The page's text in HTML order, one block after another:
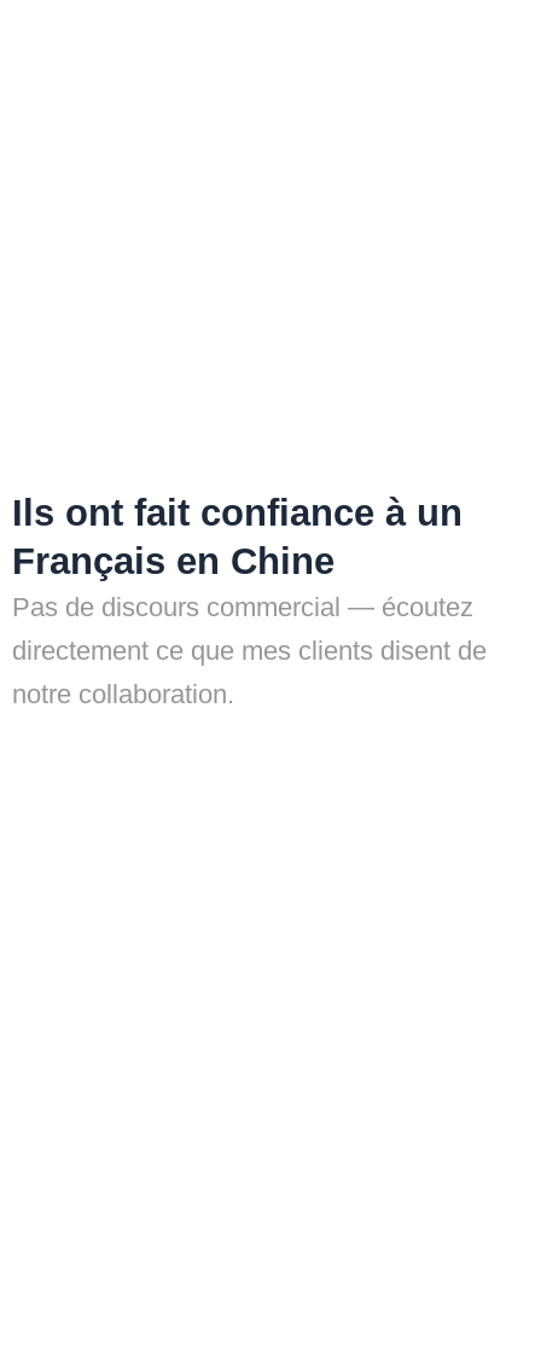
Ils ont fait confiance à un
Français en Chine
Pas de discours commercial — écoutez
directement ce que mes clients disent de
notre collaboration.